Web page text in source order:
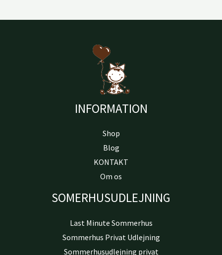
INFORMATION
Shop
Blog
KONTAKT
Om os
SOMERHUSUDLEJNING
Last Minute Sommerhus
Sommerhus Privat Udlejning
Sommerhusudlejning privat